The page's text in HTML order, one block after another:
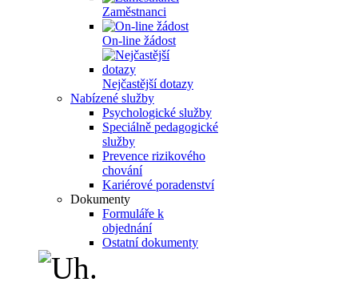
Zaměstnanci
On-line žádost
Nejčastější dotazy
Nabízené služby
Psychologické služby
Speciálně pedagogické
služby
Prevence rizikového
chování
Kariérové poradenství
Dokumenty
Formuláře k
objednání
Ostatní dokumenty